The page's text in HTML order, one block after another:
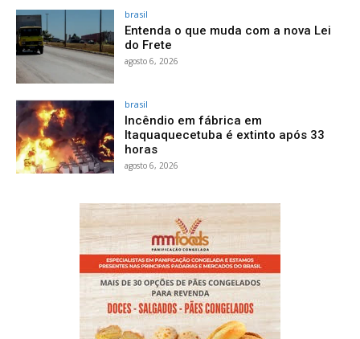
brasil
Entenda o que muda com a nova Lei
do Frete
agosto 6, 2026
brasil
Incêndio em fábrica em
Itaquaquecetuba é extinto após 33
horas
agosto 6, 2026